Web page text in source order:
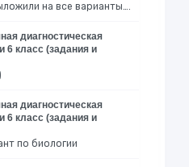
на все варианты….
диагностическая
6 класс (задания и
диагностическая
6 класс (задания и
по биологии